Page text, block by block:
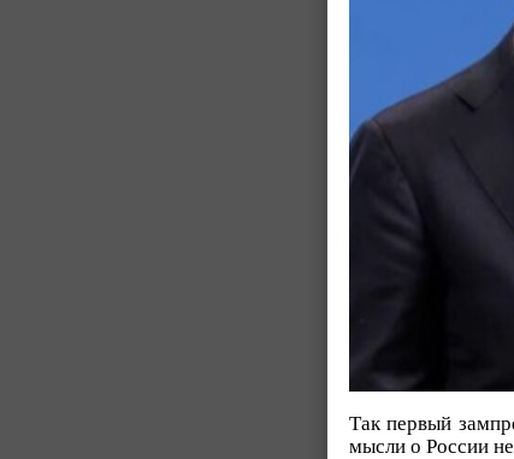
Так первый
мысли о России